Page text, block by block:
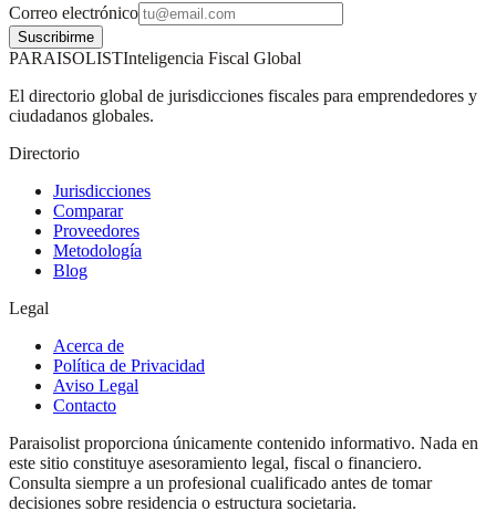
Correo electrónico
Suscribirme
PARAISOLISTInteligencia Fiscal Global
El directorio global de jurisdicciones fiscales para emprendedores y
ciudadanos globales.
Directorio
Jurisdicciones
Comparar
Proveedores
Metodología
Blog
Legal
Acerca de
Política de Privacidad
Aviso Legal
Contacto
Paraisolist proporciona únicamente contenido informativo. Nada en
este sitio constituye asesoramiento legal, fiscal o financiero.
Consulta siempre a un profesional cualificado antes de tomar
decisiones sobre residencia o estructura societaria.